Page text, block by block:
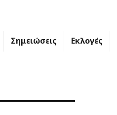
Σημειώσεις Εκλογές